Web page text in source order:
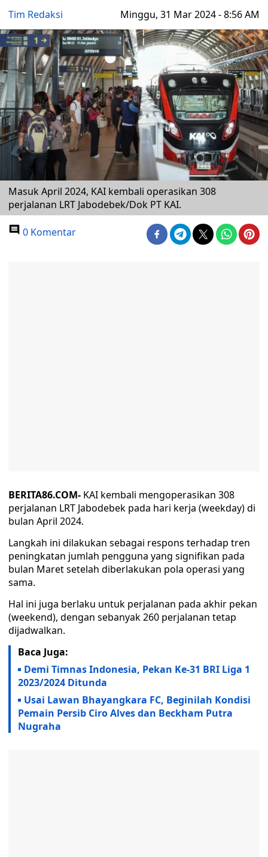
Tim Redaksi Minggu, 31 Mar 2024 - 8:56 AM
Masuk April 2024, KAI kembali operasikan 308
perjalanan LRT Jabodebek/Dok PT KAI.
0 Komentar
BERITA86.COM- KAI kembali mengoperasikan 308
perjalanan LRT Jabodebek pada hari kerja (weekday) di
bulan April 2024.
Langkah ini dilakukan sebagai respons terhadap tren
peningkatan jumlah pengguna yang signifikan pada
bulan Maret setelah diberlakukan pola operasi yang
sama.
Hal ini juga berlaku untuk perjalanan pada akhir pekan
(weekend), dengan sebanyak 260 perjalanan tetap
dijadwalkan.
Baca Juga:
Demi Timnas Indonesia, Pekan Ke-31 BRI Liga 1
2023/2024 Ditunda
Usai Lawan Bhayangkara FC, Beginilah Kondisi
Pemain Persib Ciro Alves dan Beckham Putra
Nugraha